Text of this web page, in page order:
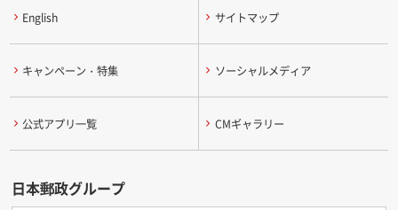
English サイトマップ
キャンペーン・特集 ソーシャルメディア
公式アプリ一覧 CMギャラリー